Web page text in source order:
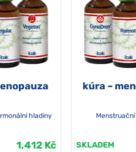
hladiny
1,412 Kč
kúra –
SKLADEM